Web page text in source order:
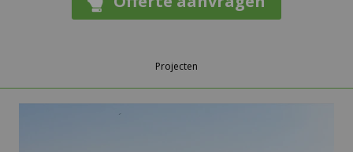
Projecten